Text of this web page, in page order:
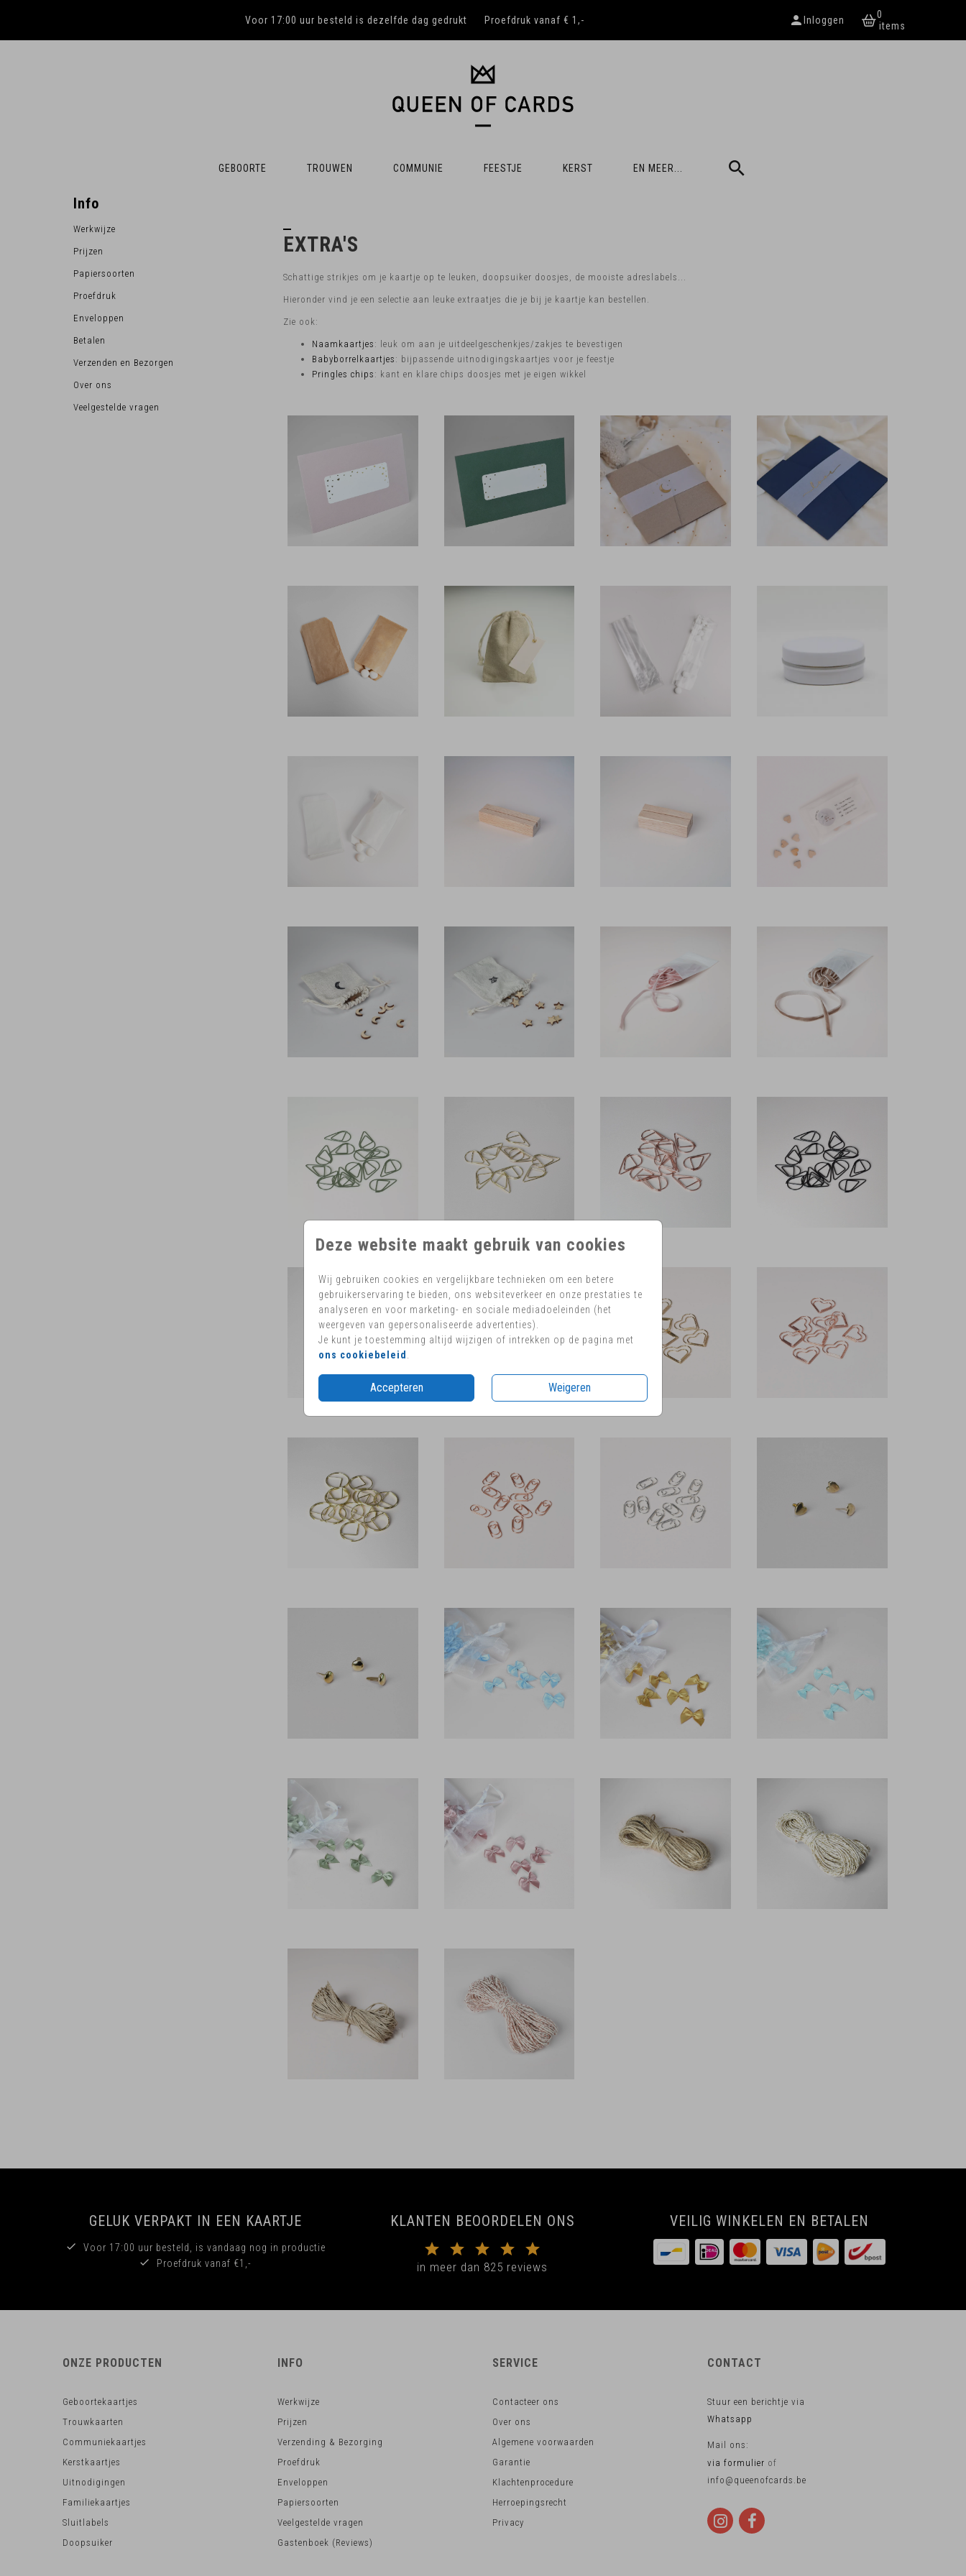
Voor 17:00 uur besteld is dezelfde dag gedrukt Proefdruk vanaf € 1,- Inloggen 0
GEBOORTE TROUWEN COMMUNIE FEESTJE KERST EN MEER...
Deze website maakt gebruik van cookies
Wij gebruiken cookies en vergelijkbare technieken om een betere
gebruikerservaring te bieden, ons websiteverkeer en onze prestaties te
analyseren en voor marketing- en sociale mediadoeleinden (het
weergeven van gepersonaliseerde advertenties).
Je kunt je toestemming altijd wijzigen of intrekken op de pagina met
ons cookiebeleid
Accepteren Weigeren
Info
Werkwijze
Prijzen
Papiersoorten
Proefdruk
Enveloppen
Betalen
Verzenden en Bezorgen
Over ons
Veelgestelde vragen
EXTRA'S
Schattige strikjes om je kaartje op te leuken, doopsuiker doosjes, de mooiste adreslabels...
Hieronder vind je een selectie aan leuke extraatjes die je bij je kaartje kan bestellen.
Zie ook:
Naamkaartjes : leuk om aan je uitdeelgeschenkjes/zakjes te bevestigen
Babyborrelkaartjes : bijpassende uitnodigingskaartjes voor je feestje
Pringles chips : kant en klare chips doosjes met je eigen wikkel
GELUK VERPAKT IN EEN KAARTJE
Voor 17:00 uur besteld, is vandaag nog in productie
Proefdruk vanaf €1,-
KLANTEN BEOORDELEN ONS
in meer dan 825 reviews
VEILIG WINKELEN EN BETALEN
ONZE PRODUCTEN
Geboortekaartjes
Trouwkaarten
Communiekaartjes
Kerstkaartjes
Uitnodigingen
Familiekaartjes
Sluitlabels
Doopsuiker
INFO
Werkwijze
Prijzen
Verzending & Bezorging
Proefdruk
Enveloppen
Papiersoorten
Veelgestelde vragen
Gastenboek (Reviews)
SERVICE
Contacteer ons
Over ons
Algemene voorwaarden
Garantie
Klachtenprocedure
Herroepingsrecht
Privacy
CONTACT
Stuur een berichtje via
Whatsapp
Mail ons:
via formulier of
info@queenofcards.be